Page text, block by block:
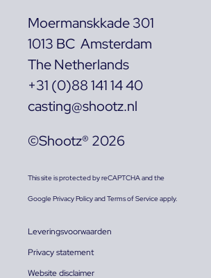
Moermanskkade 301
1013 BC Amsterdam
The Netherlands
+31 (0)88 141 14 40
casting@shootz.nl
©Shootz® 2026
This site is protected by reCAPTCHA and the
GooglePrivacy PolicyandTerms of Serviceapply.
Leveringsvoorwaarden
Privacy statement
Website disclaimer